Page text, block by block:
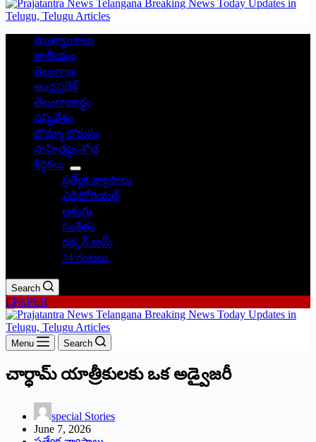
ముఖ్యాంశాలు
జాతీయం
తెలంగాణ
ఆంధ్రప్రదేశ్
తెలంగాణార్థం
సన్నివేశం
బొమ్మా బొరుసు
సాహిత్యం-శోభ
శీర్షికలు
ప్రత్యేక వ్యాసాలు
ఎడిటోరియల్
అరుగు
సంకేతం
దక్కన్.కామ్
24 గంటలు
Search
EPAPER
Menu Search
చార్ధామ్ యాత్రీకులకు ఒక అడ్వైజరీ
special Stories
June 7, 2026